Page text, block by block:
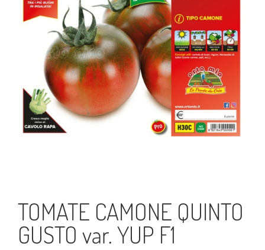
TOMATE CAMONE QUINTO
GUSTO var. YUP F1